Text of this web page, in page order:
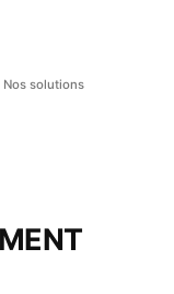
Nos solutions